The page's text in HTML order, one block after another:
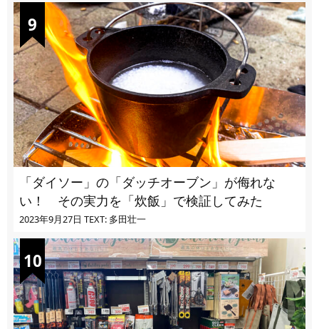
「ダイソー」の「ダッチオーブン」が侮れな
い！ その実力を「炊飯」で検証してみた
2023年9月27日 TEXT: 多田壮一